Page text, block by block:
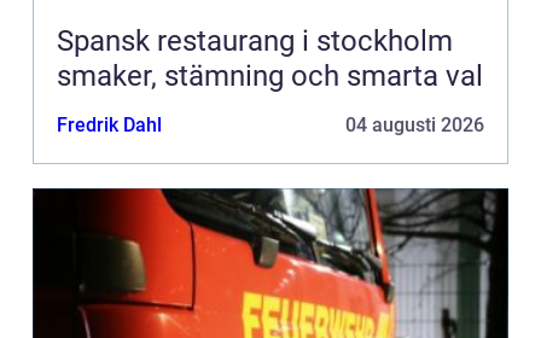
Spansk restaurang i stockholm
smaker, stämning och smarta val
Fredrik Dahl 04 augusti 2026